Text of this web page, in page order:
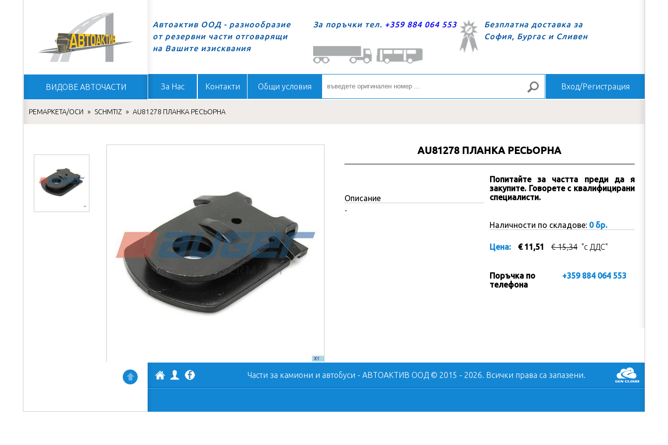
Начало
ВИДОВЕ АВТОЧАСТИ
Автоактив ООД - разнообразие
от резервни части отговарящи
на Вашите изисквания
За поръчки тел. +359 884 064 553
Безплатна доставка за
София, Бургас и Сливен
За Нас Контакти Общи условия Търсене
Вход/Регистрация
РЕМАРКЕТА/ОСИ » SCHMTIZ » AU81278 ПЛАНКА РЕСЬОРНА
AU81278 ПЛАНКА РЕСЬОРНА
Описание
-
Попитайте за частта преди да я
закупите. Говорете с квалифицирани
специалисти.
Наличности по складове: 0 бр.
Цена: € 11,51 € 15,34 "с ДДС"
Поръчка по
телефона
+359 884 064 553
Нагоре
АВТОАКТИВ
ООД
Профил Части за камиони и автобуси - АВТОАКТИВ ООД © 2015 - 2026. Всички права са запазени.